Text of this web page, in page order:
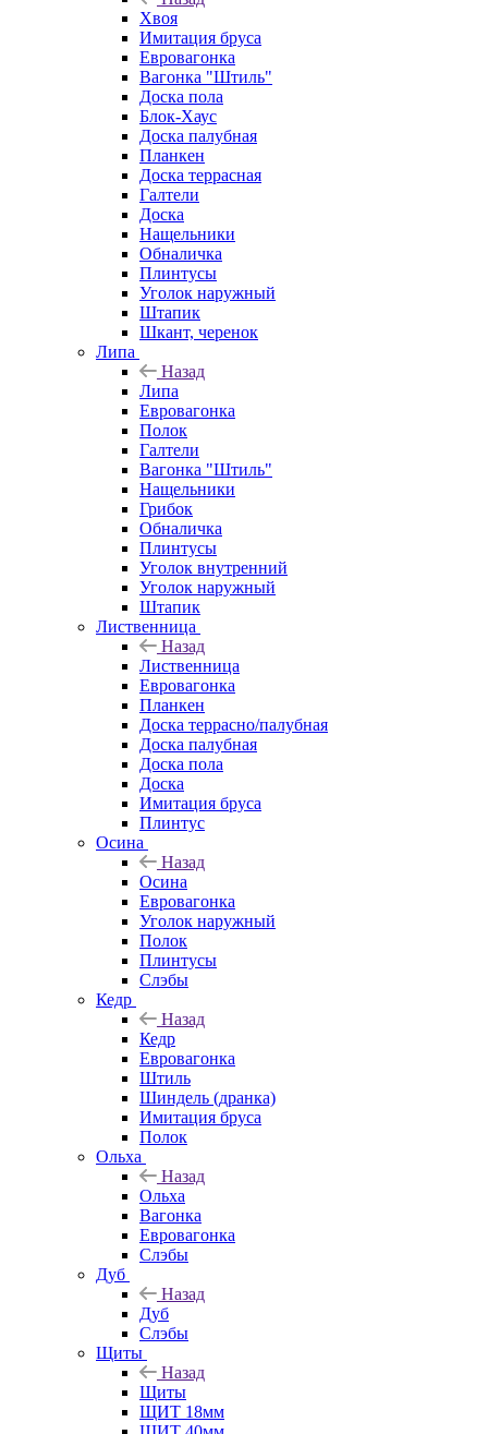
Хвоя
Имитация бруса
Евровагонка
Вагонка "Штиль"
Доска пола
Блок-Хаус
Доска палубная
Планкен
Доска террасная
Галтели
Доска
Нащельники
Обналичка
Плинтусы
Уголок наружный
Штапик
Шкант, черенок
Липа
Назад
Липа
Евровагонка
Полок
Галтели
Вагонка "Штиль"
Нащельники
Грибок
Обналичка
Плинтусы
Уголок внутренний
Уголок наружный
Штапик
Лиственница
Назад
Лиственница
Евровагонка
Планкен
Доска террасно/палубная
Доска палубная
Доска пола
Доска
Имитация бруса
Плинтус
Осина
Назад
Осина
Евровагонка
Уголок наружный
Полок
Плинтусы
Слэбы
Кедр
Назад
Кедр
Евровагонка
Штиль
Шиндель (дранка)
Имитация бруса
Полок
Ольха
Назад
Ольха
Вагонка
Евровагонка
Слэбы
Дуб
Назад
Дуб
Слэбы
Щиты
Назад
Щиты
ЩИТ 18мм